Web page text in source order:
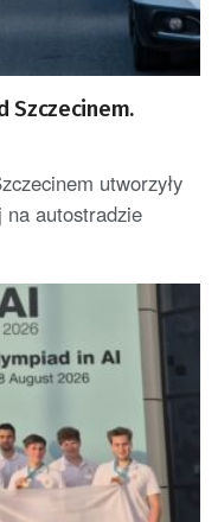
Szczecinem.
utworzyły
na autostradzie